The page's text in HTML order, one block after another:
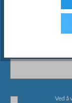
Ved å